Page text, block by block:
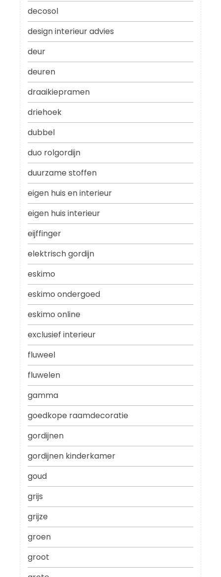
decosol
design interieur advies
deur
deuren
draaikiepramen
driehoek
dubbel
duo rolgordijn
duurzame stoffen
eigen huis en interieur
eigen huis interieur
eijffinger
elektrisch gordijn
eskimo
eskimo ondergoed
eskimo online
exclusief interieur
fluweel
fluwelen
gamma
goedkope raamdecoratie
gordijnen
gordijnen kinderkamer
goud
grijs
grijze
groen
groot